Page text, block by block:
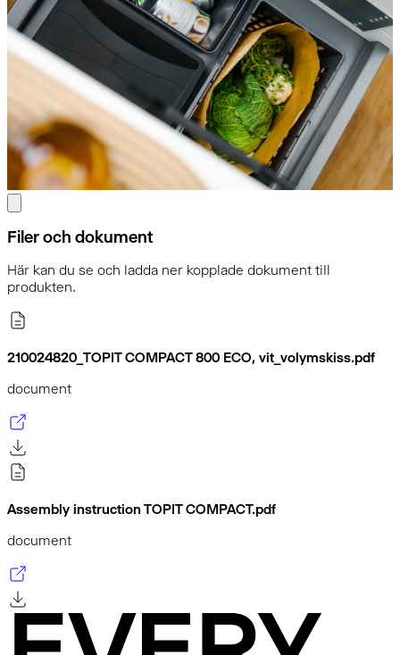
Filer och dokument
Här kan du se och ladda ner kopplade dokument till
produkten.
210024820_TOPIT COMPACT 800 ECO, vit_volymskiss.pdf
document
Assembly instruction TOPIT COMPACT.pdf
document